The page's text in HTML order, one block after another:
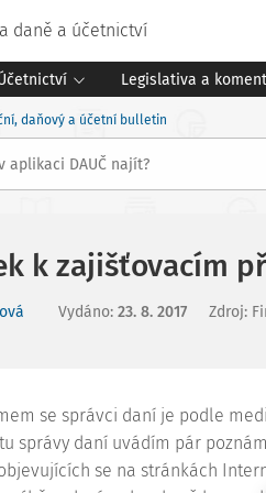
daně a účetnictví
Legislativa a
daňový a účetní bulletin
k zajišťovacím
Vydáno: 23. 8. 2017 Zdroj:
se správci daní je podle
správy daní uvádím pár
se na stránkách